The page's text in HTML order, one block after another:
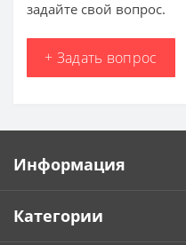
задайте свой вопрос.
+ Задать вопрос
Информация
Категории